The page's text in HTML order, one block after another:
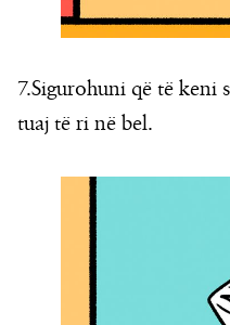
7.Sigurohuni që të keni
tuaj të ri në bel.